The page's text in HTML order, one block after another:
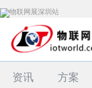
资讯 方案